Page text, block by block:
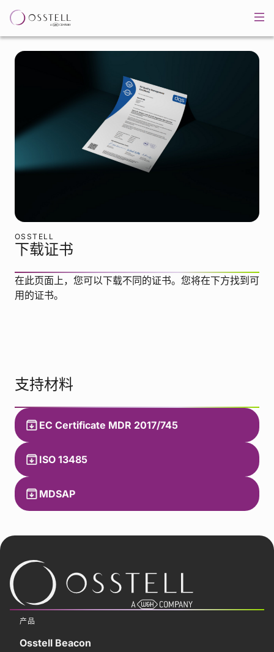
OSSTELL
下载证书
在此页面上，您可以下载不同的证书。您将在下方找到可
用的证书。
支持材料
EC Certificate MDR 2017/745
ISO 13485
MDSAP
产品
Osstell Beacon